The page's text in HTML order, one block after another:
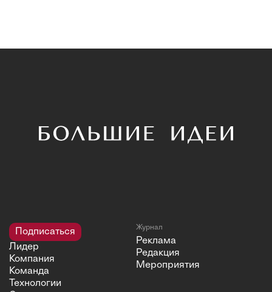
Подписаться
Лидер
Компания
Команда
Технологии
Журнал
Реклама
Редакция
Мероприятия